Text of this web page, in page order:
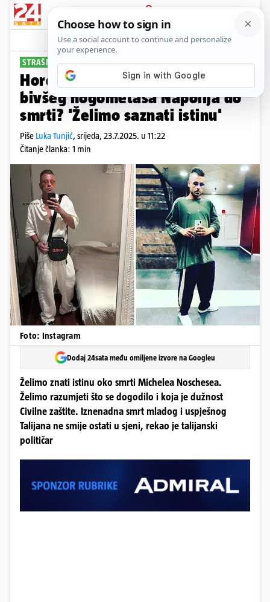
PRIJAVA
Sport Komentari
STRAŠNE SCENE
Horor na Ibizi! Policajci pretukli
bivšeg nogometaša Napolija do
smrti? 'Želimo saznati istinu'
Piše Luka Tunjić, srijeda, 23.7.2025. u 11:22
Čitanje članka: 1 min
Foto: Instagram
Dodaj 24sata među omiljene izvore na Googleu
Želimo znati istinu oko smrti Michelea Noschesea.
Želimo razumjeti što se dogodilo i koja je dužnost
Civilne zaštite. Iznenadna smrt mladog i uspješnog
Talijana ne smije ostati u sjeni, rekao je talijanski
političar